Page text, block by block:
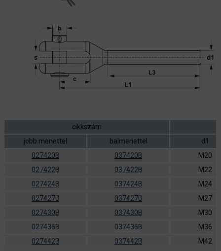
cikkszám
jobb menettel
balmenettel
d1
027420B
037420B
M20
027422B
037422B
M22
027424B
037424B
M24
027427B
037427B
M27
027430B
037430B
M30
027436B
037436B
M36
027442B
037442B
M42